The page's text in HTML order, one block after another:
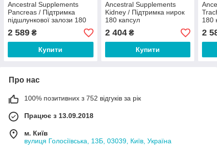
Ancestral Supplements
Pancreas / Підтримка
підшлункової залози 180
капсул
2 589 ₴
Купити
Ancestral Supplements
Kidney / Підтримка нирок
180 капсул
2 404₴
Купити
180
2
Про нас
100% позитивних з 752 відгуків за рік
Працює з 13.09.2018
м. Київ
вулиця Голосіївська, 13Б, 03039, Київ, Україна